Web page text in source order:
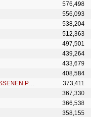
576,498
556,093
538,204
512,363
497,501
439,264
433,679
408,584
ZWIEBEL & METT (DIE VERGESSENEN PT 3)
373,411
367,330
366,538
358,155